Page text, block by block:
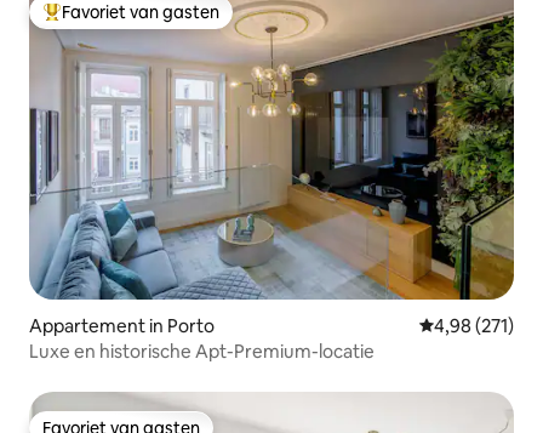
Topfavoriet van gasten
Favoriet van gasten
Appartement in Porto Gemiddelde
4,98 (271)
Luxe en historische Apt-Premium-locatie
Favoriet van gasten